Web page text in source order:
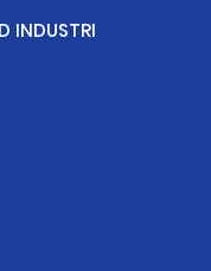
INDUSTRI